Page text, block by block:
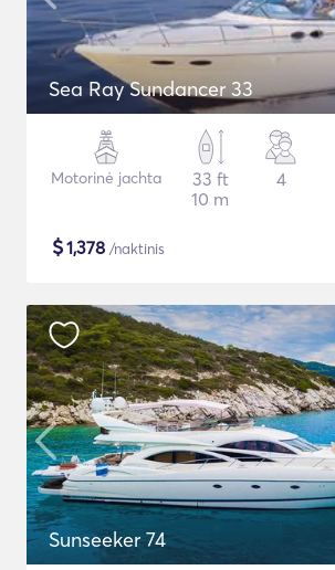
Sea Ray Sundancer 33
Motorinė jachta
33 ft
10 m
4
$1,378 /naktinis
Sunseeker 74